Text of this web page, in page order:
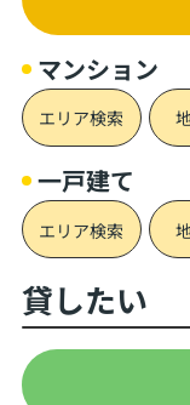
マンション
エリア検索
一戸建て
エリア検索
貸したい